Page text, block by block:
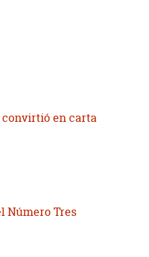
convirtió en carta
Número Tres